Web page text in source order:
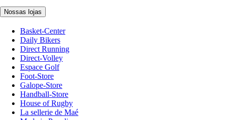
Nossas lojas
Basket-Center
Daily Bikers
Direct Running
Direct-Volley
Espace Golf
Foot-Store
Galope-Store
Handball-Store
House of Rugby
La sellerie de Maé